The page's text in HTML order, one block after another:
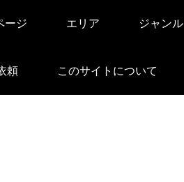
ージ エリア ジャンル
頼 このサイトについて